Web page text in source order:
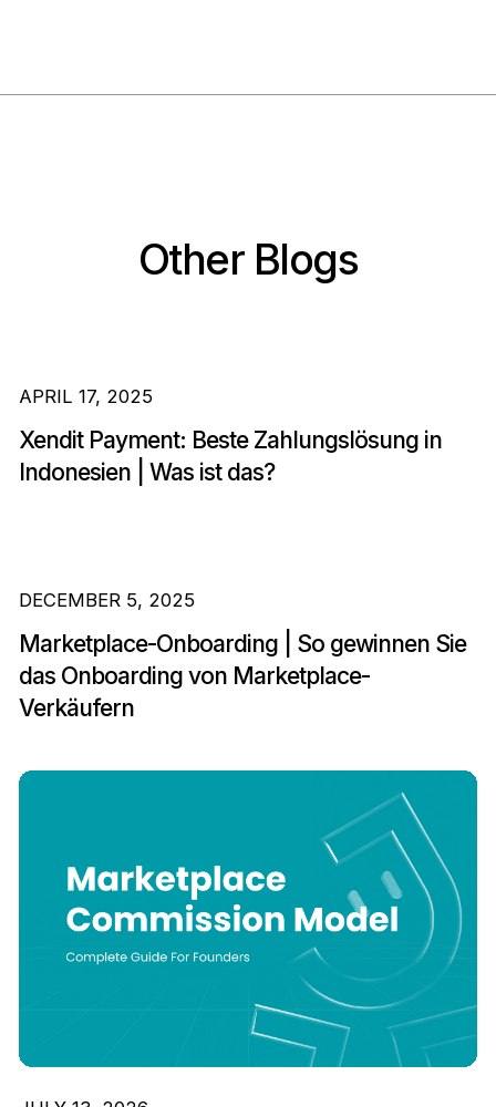
Other Blogs
APRIL 17, 2025
Xendit Payment: Beste Zahlungslösung in
Indonesien | Was ist das?
DECEMBER 5, 2025
Marketplace-Onboarding | So gewinnen Sie
das Onboarding von Marketplace-
Verkäufern